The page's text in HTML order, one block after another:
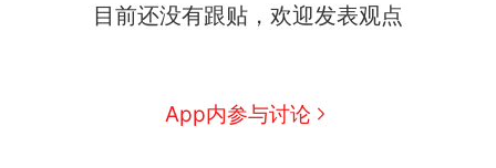
目前还没有跟贴，欢迎发表观点
App内参与讨论
因老师一句“跟我回家”改写了
眼了……
十多万人报名的考试，成绩全
部作废，公平么？